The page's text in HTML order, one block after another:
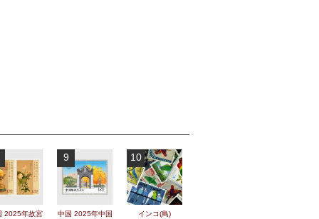
2025年故宮
9
中国 2025年中国
10
インコ(鳥)